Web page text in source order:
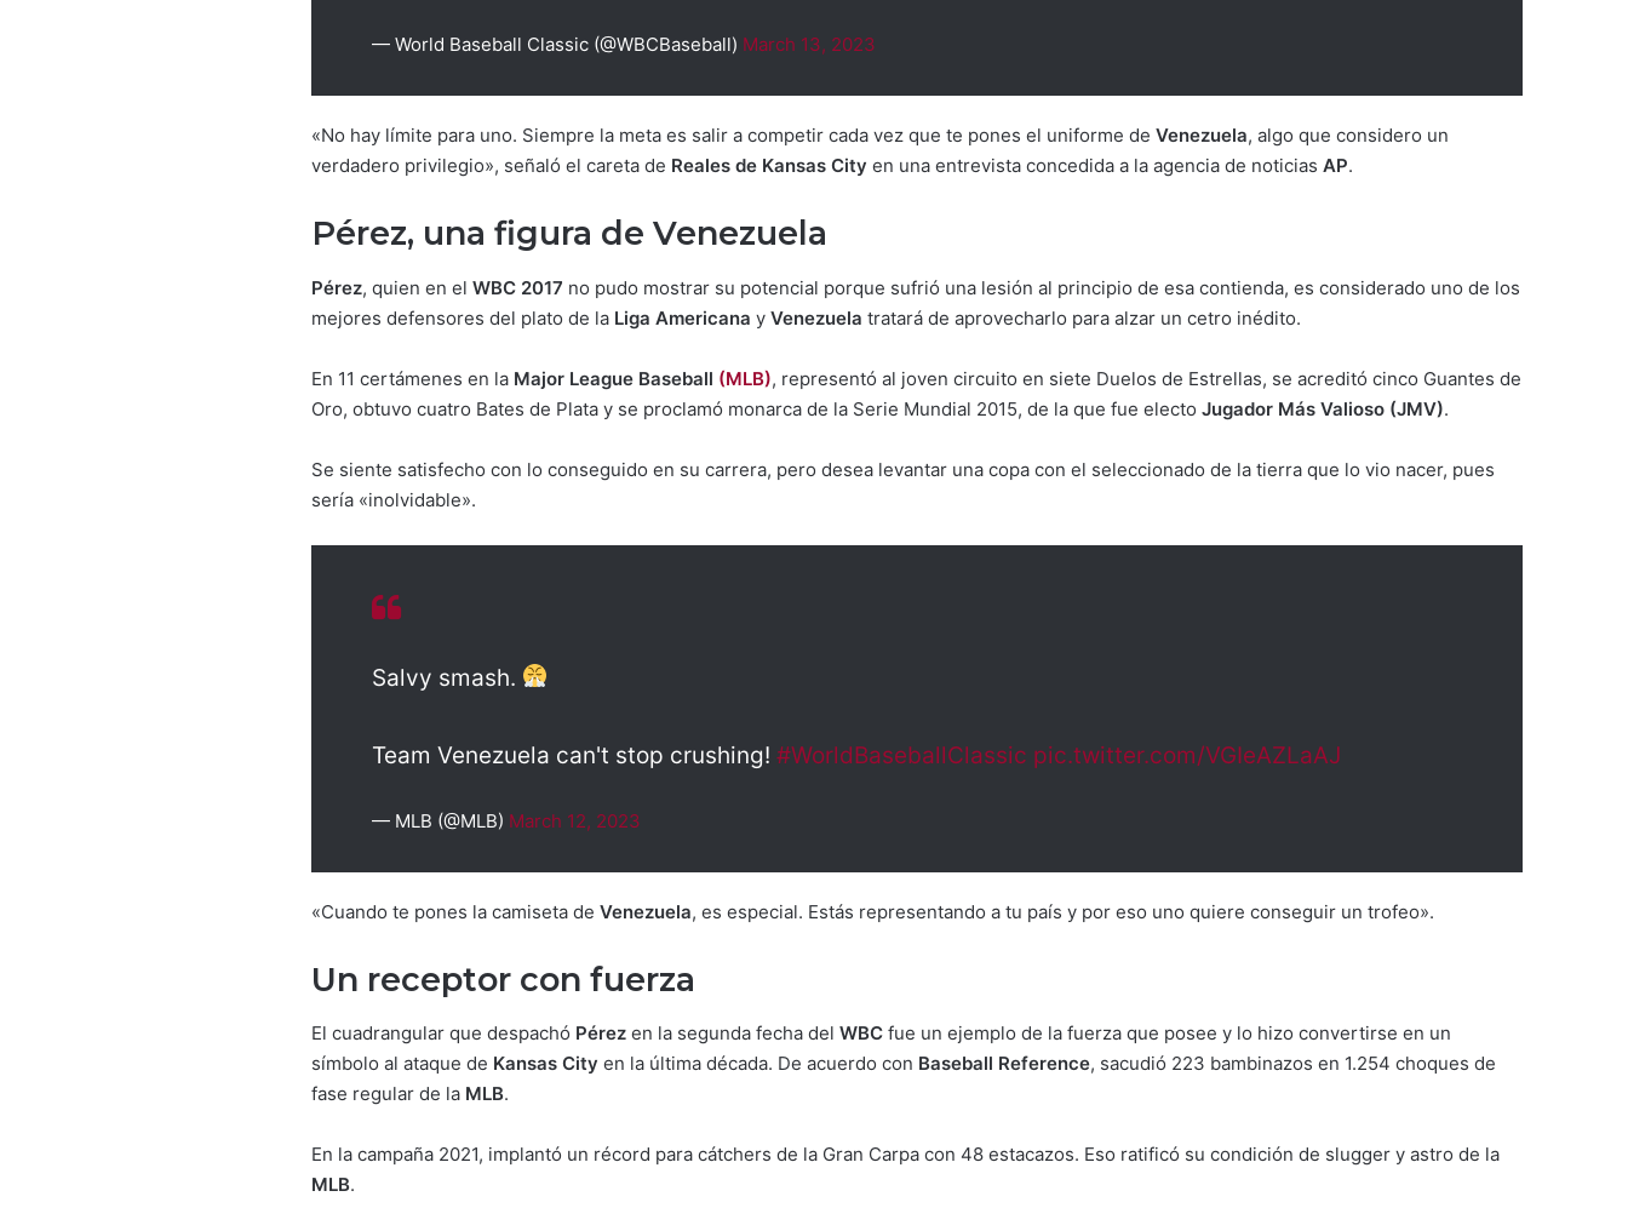
— World Baseball Classic (@WBCBaseball) March 13, 2023
«No hay límite para uno. Siempre la meta es salir a competir cada vez que te pones el uniforme de Venezuela, algo que considero un
verdadero privilegio», señaló el careta de Reales de Kansas City en una entrevista concedida a la agencia de noticias AP.
Pérez, una figura de Venezuela
Pérez, quien en el WBC 2017 no pudo mostrar su potencial porque sufrió una lesión al principio de esa contienda, es considerado uno de los
mejores defensores del plato de la Liga Americana y Venezuela tratará de aprovecharlo para alzar un cetro inédito.
En 11 certámenes en la Major League Baseball (MLB), representó al joven circuito en siete Duelos de Estrellas, se acreditó cinco Guantes de
Oro, obtuvo cuatro Bates de Plata y se proclamó monarca de la Serie Mundial 2015, de la que fue electo Jugador Más Valioso (JMV).
Se siente satisfecho con lo conseguido en su carrera, pero desea levantar una copa con el seleccionado de la tierra que lo vio nacer, pues
sería «inolvidable».
Salvy smash.
Team Venezuela can't stop crushing! #WorldBaseballClassic pic.twitter.com/VGIeAZLaAJ
— MLB (@MLB) March 12, 2023
«Cuando te pones la camiseta de Venezuela, es especial. Estás representando a tu país y por eso uno quiere conseguir un trofeo».
Un receptor con fuerza
El cuadrangular que despachó Pérez en la segunda fecha del WBC fue un ejemplo de la fuerza que posee y lo hizo convertirse en un
símbolo al ataque de Kansas City en la última década. De acuerdo con Baseball Reference, sacudió 223 bambinazos en 1.254 choques de
fase regular de la MLB.
En la campaña 2021, implantó un récord para cátchers de la Gran Carpa con 48 estacazos. Eso ratificó su condición de slugger y astro de la
MLB.